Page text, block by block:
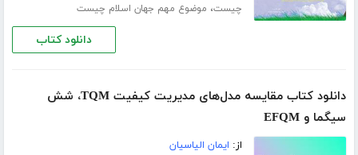
چیست، موضوع مهم جهان اسلام چیست
دانلود کتاب
دانلود کتاب مقایسه مدل‌های مدیریت کیفیت TQM، شش
سیگما و EFQM
از: ایمان الیاسیان